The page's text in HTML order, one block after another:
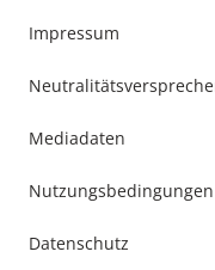
Impressum
Mediadaten
Nutzungsbedingungen
Datenschutz